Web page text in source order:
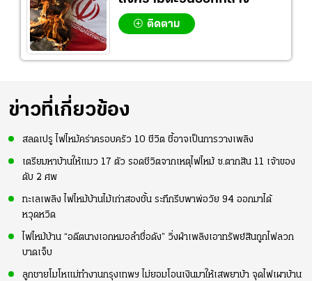
ติดตาม
ข่าวที่เกี่ยวข้อง
สลดเปรู ไฟไหม้คร่าครอบครัว 10 ชีวิต ชี้อาจเป็นการวางเพลิง
เตรียมหาบ้านให้แมว 17 ตัว รอดชีวิตจากเหตุไฟไหม้ ซ.ตากสิน 11 เจ้าของ
ดับ 2 ศพ
ทะเลเพลิง ไฟไหม้บ้านไม้เก่าสองชั้น ระทึกรีบพาพ่อวัย 94 ออกมาได้
หวุดหวิด
ไฟไหม้บ้าน “อดีตนางเอกหมอลำชื่อดัง” วิ่งฝ่าเพลิงเอาทรัพย์สินถูกไฟลวก
บาดเจ็บ
ลูกชายโมโหแม่ทำงานกรุงเทพฯ ไม่ยอมโอนเงินมาให้เสพยาบ้า จุดไฟเผาบ้าน